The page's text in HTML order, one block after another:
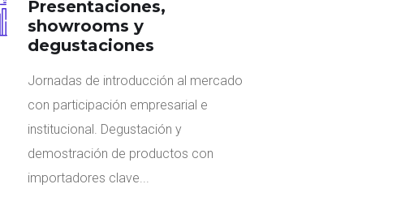
Presentaciones,
showrooms y
degustaciones
Jornadas de introducción al mercado
con participación empresarial e
institucional. Degustación y
demostración de productos con
importadores clave...